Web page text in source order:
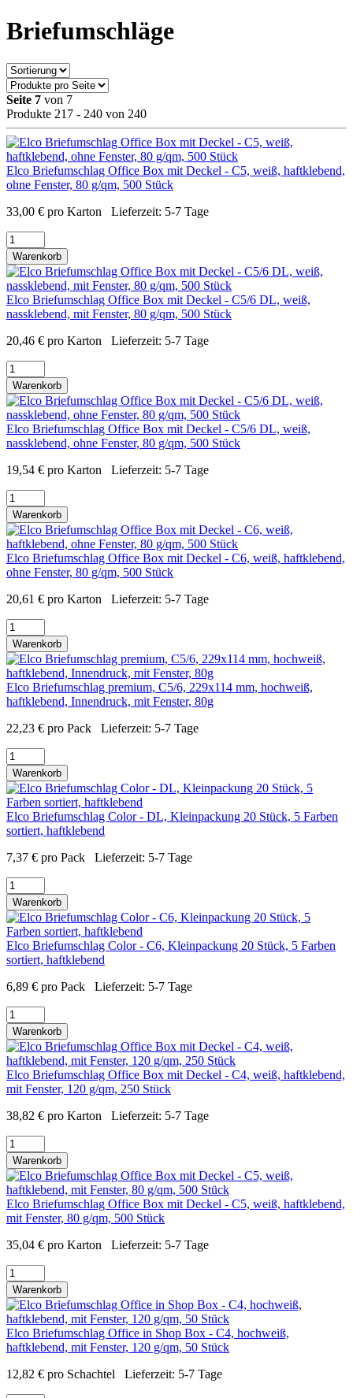
Briefumschläge
Seite 7 von 7
Produkte 217 - 240 von 240
Elco Briefumschlag Office Box mit Deckel - C5, weiß, haftklebend,
ohne Fenster, 80 g/qm, 500 Stück
33,00 € pro Karton Lieferzeit: 5-7 Tage
Warenkorb
Elco Briefumschlag Office Box mit Deckel - C5/6 DL, weiß,
nassklebend, mit Fenster, 80 g/qm, 500 Stück
20,46 € pro Karton Lieferzeit: 5-7 Tage
Warenkorb
Elco Briefumschlag Office Box mit Deckel - C5/6 DL, weiß,
nassklebend, ohne Fenster, 80 g/qm, 500 Stück
19,54 € pro Karton Lieferzeit: 5-7 Tage
Warenkorb
Elco Briefumschlag Office Box mit Deckel - C6, weiß, haftklebend,
ohne Fenster, 80 g/qm, 500 Stück
20,61 € pro Karton Lieferzeit: 5-7 Tage
Warenkorb
Elco Briefumschlag premium, C5/6, 229x114 mm, hochweiß,
haftklebend, Innendruck, mit Fenster, 80g
22,23 € pro Pack Lieferzeit: 5-7 Tage
Warenkorb
Elco Briefumschlag Color - DL, Kleinpackung 20 Stück, 5 Farben
sortiert, haftklebend
7,37 € pro Pack Lieferzeit: 5-7 Tage
Warenkorb
Elco Briefumschlag Color - C6, Kleinpackung 20 Stück, 5 Farben
sortiert, haftklebend
6,89 € pro Pack Lieferzeit: 5-7 Tage
Warenkorb
Elco Briefumschlag Office Box mit Deckel - C4, weiß, haftklebend,
mit Fenster, 120 g/qm, 250 Stück
38,82 € pro Karton Lieferzeit: 5-7 Tage
Warenkorb
Elco Briefumschlag Office Box mit Deckel - C5, weiß, haftklebend,
mit Fenster, 80 g/qm, 500 Stück
35,04 € pro Karton Lieferzeit: 5-7 Tage
Warenkorb
Elco Briefumschlag Office in Shop Box - C4, hochweiß,
haftklebend, mit Fenster, 120 g/qm, 50 Stück
12,82 € pro Schachtel Lieferzeit: 5-7 Tage